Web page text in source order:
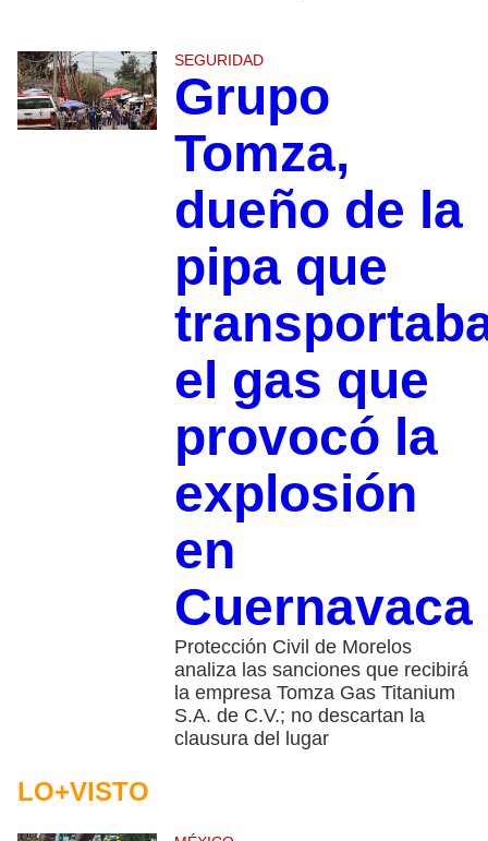
SEGURIDAD
Grupo
Tomza,
dueño de la
pipa que
el gas que
provocó la
explosión
en
Cuernavaca
Protección Civil de Morelos
analiza las sanciones que recibirá
la empresa Tomza Gas Titanium
S.A. de C.V.; no descartan la
clausura del lugar
LO+VISTO